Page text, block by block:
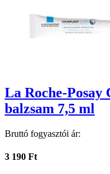
La Roche-Posay
balzsam 7,5 ml
Bruttó fogyasztói ár:
3 190 Ft